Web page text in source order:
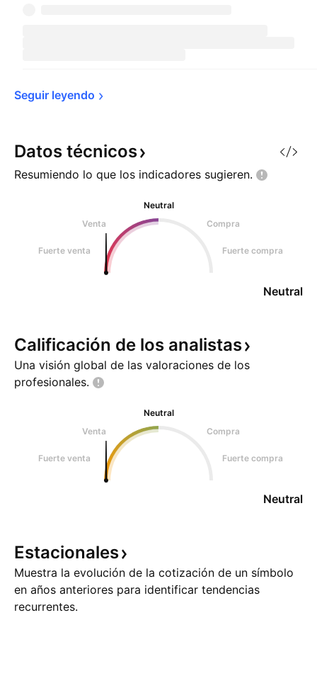
Seguir leyendo
Datos técnicos
Resumiendo lo que los indicadores sugieren.
Neutral
Venta
Compra
Fuerte venta Fuerte compra
Neutral
Calificación de los analistas
Una visión global de las valoraciones de los
profesionales.
Neutral
Venta
Compra
Fuerte venta Fuerte compra
Neutral
Estacionales
Muestra la evolución de la cotización de un símbolo
en años anteriores para identificar tendencias
recurrentes.